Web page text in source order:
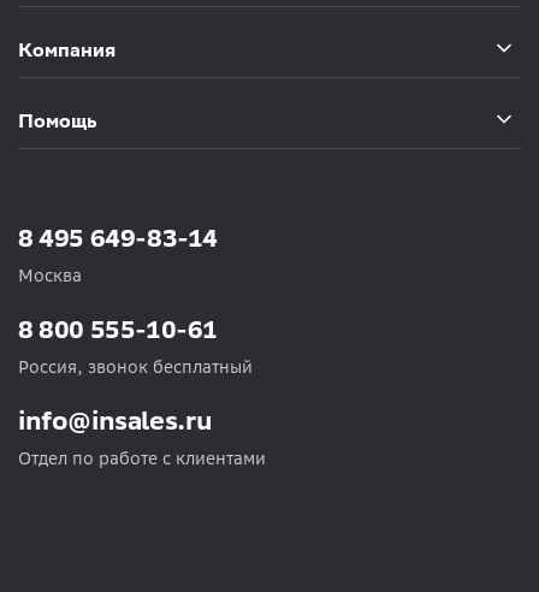
Компания
Помощь
8 495 649-83-14
Москва
info@insales.ru
Отдел по работе с клиентами
8 800 555-10-61
Россия, звонок бесплатный